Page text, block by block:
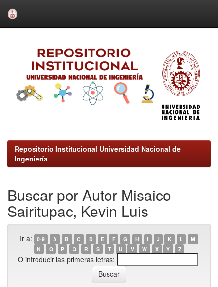
Repositorio Institucional Universidad Nacional de
Ingeniería
Buscar por Autor Misaico
Sairitupac, Kevin Luis
Ir a: 0-9 A B C D E F G H I J K L
M
N
O P Q R S T U V W X Y Z
O introducir las primeras letras: